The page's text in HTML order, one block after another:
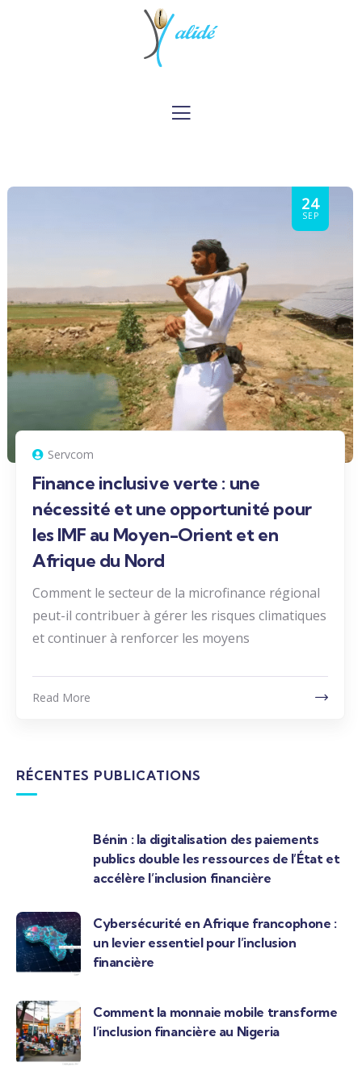
24
SEP
Servcom
Finance inclusive verte : une
nécessité et une opportunité pour
les IMF au Moyen-Orient et en
Afrique du Nord
Comment le secteur de la microfinance régional
peut-il contribuer à gérer les risques climatiques
et continuer à renforcer les moyens
Read More
RÉCENTES PUBLICATIONS
Bénin : la digitalisation des paiements
publics double les ressources de l’État et
accélère l’inclusion financière
Cybersécurité en Afrique francophone :
un levier essentiel pour l’inclusion
financière
Comment la monnaie mobile transforme
l’inclusion financière au Nigeria